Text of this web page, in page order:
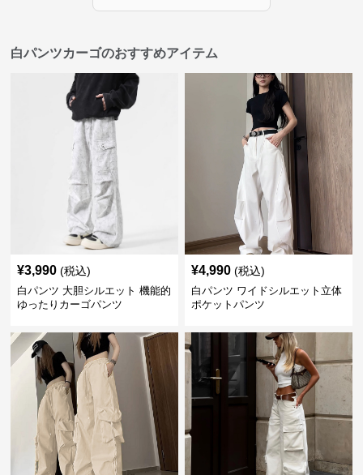
白パンツカーゴのおすすめアイテム
¥3,990 (税込)
白パンツ 大胆シルエット 機能的
ゆったりカーゴパンツ
¥4,990 (税込)
白パンツ ワイドシルエット立体
ポケットパンツ